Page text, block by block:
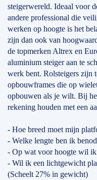
steigerwereld. Ideaal voor
andere professional die
werken op hoogte is het
zijn dan ook van
de topmerken Altrex en
aluminium steiger aan te
werk bent. Rolsteigers zijn
opbouwframes die op
opbouwen als je wilt. Bij
rekening houden met een
- Hoe breed moet mijn
- Welke lengte ben ik
- Op wat voor hoogte wil
- Wil ik een lichtgewicht
(Scheelt 27% in gewicht)